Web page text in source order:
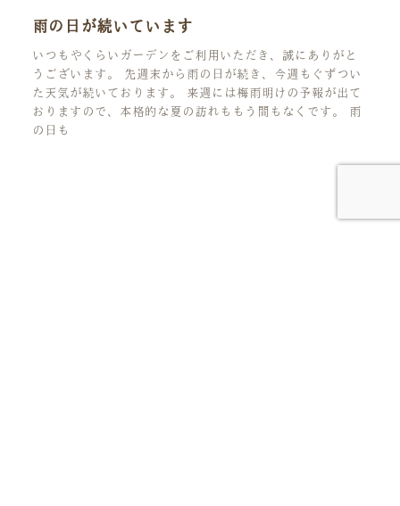
雨の日が続いています
いつもやくらいガーデンをご利用いただき、誠にありがと
うございます。 先週末から雨の日が続き、今週もぐずつい
た天気が続いております。 来週には梅雨明けの予報が出て
おりますので、本格的な夏の訪れももう間もなくです。 雨
の日も